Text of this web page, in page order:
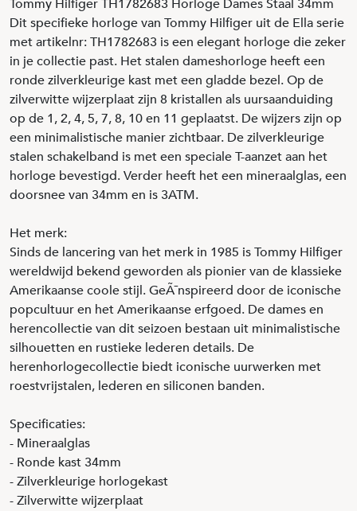
Tommy Hilfiger TH1782683 Horloge Dames Staal 34mm
Dit specifieke horloge van Tommy Hilfiger uit de Ella serie
met artikelnr: TH1782683 is een elegant horloge die zeker
in je collectie past. Het stalen dameshorloge heeft een
ronde zilverkleurige kast met een gladde bezel. Op de
zilverwitte wijzerplaat zijn 8 kristallen als uursaanduiding
op de 1, 2, 4, 5, 7, 8, 10 en 11 geplaatst. De wijzers zijn op
een minimalistische manier zichtbaar. De zilverkleurige
stalen schakelband is met een speciale T-aanzet aan het
horloge bevestigd. Verder heeft het een mineraalglas, een
doorsnee van 34mm en is 3ATM.
Het merk:
Sinds de lancering van het merk in 1985 is Tommy Hilfiger
wereldwijd bekend geworden als pionier van de klassieke
Amerikaanse coole stijl. GeÃ¯nspireerd door de iconische
popcultuur en het Amerikaanse erfgoed. De dames en
herencollectie van dit seizoen bestaan uit minimalistische
silhouetten en rustieke lederen details. De
herenhorlogecollectie biedt iconische uurwerken met
roestvrijstalen, lederen en siliconen banden.
Specificaties:
- Mineraalglas
- Ronde kast 34mm
- Zilverkleurige horlogekast
- Zilverwitte wijzerplaat